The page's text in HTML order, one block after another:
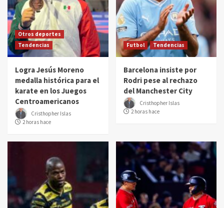
Otros deportes
Tendencias
Logra Jesús Moreno
medalla histórica para el
karate en los Juegos
Centroamericanos
Cristhopher Islas
2 horas hace
Futbol Tendencias
Barcelona insiste por
Rodri pese al rechazo
del Manchester City
Cristhopher Islas
2 horas hace